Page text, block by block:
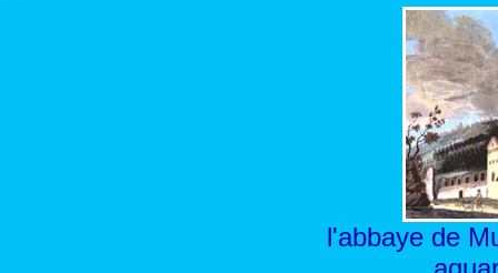
l'abbaye de